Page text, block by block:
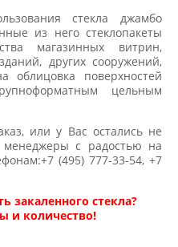
стекла джамбо
из него стеклопакеты
магазинных витрин,
других сооружений,
облицовка поверхностей
цельным
или у Вас остались не
с радостью на
(495) 777-33-54, +7
закаленного стекла?
и количество!